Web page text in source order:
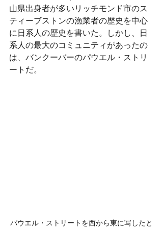
山県出身者が多いリッチモンド市のス
ティーブストンの漁業者の歴史を中心
に日系人の歴史を書いた。しかし、日
系人の最大のコミュニティがあったの
は、バンクーバーのパウエル・ストリ
ートだ。
パウエル・ストリートを西から東に写したと